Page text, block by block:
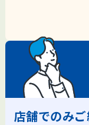
店舗でのみ